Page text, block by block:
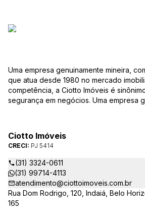
Uma empresa genuinamente mineira,
que atua desde 1980 no mercado
competência, a Ciotto Imóveis é
segurança em negócios. Uma empresa
conservação de condomínios,
melhores opções da região da
completa assessória, consulte-nos sobre
lançamentos, imóveis em construção e
administrados exclusivamente pela
aprovação do seu credito junto a Caixa
demais agentes financeiros.
Ciotto Imóveis
CRECI: PJ 5414
(31) 3324-0611
(31) 99714-4113
atendimento@ciottoimoveis.com.br
Rua Dom Rodrigo, 120, Indaiá, Belo
165